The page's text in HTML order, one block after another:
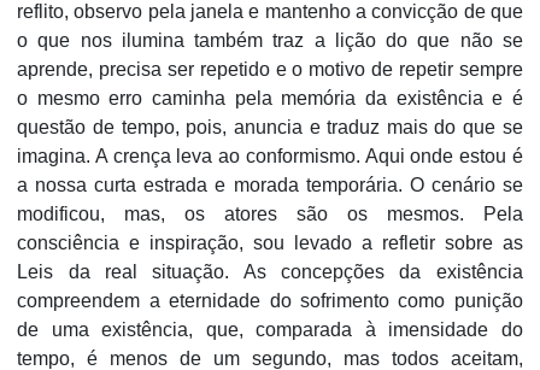
reflito, observo pela janela e mantenho a convicção de que
o que nos ilumina também traz a lição do que não se
aprende, precisa ser repetido e o motivo de repetir sempre
o mesmo erro caminha pela memória da existência e é
questão de tempo, pois, anuncia e traduz mais do que se
imagina. A crença leva ao conformismo. Aqui onde estou é
a nossa curta estrada e morada temporária. O cenário se
modificou, mas, os atores são os mesmos. Pela
consciência e inspiração, sou levado a refletir sobre as
Leis da real situação. As concepções da existência
compreendem a eter­nidade do sofrimento como punição
de uma existência, que, compa­rada à imen­sidade do
tempo, é menos de um segundo, mas todos aceitam,